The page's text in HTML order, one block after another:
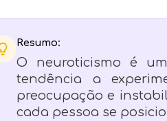
Resumo:
O neuroticismo é
tendência a
preocupação e
cada pessoa se